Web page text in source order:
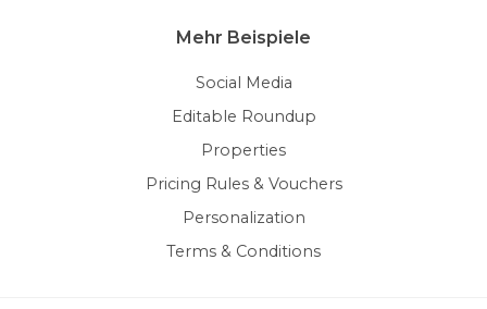
Mehr Beispiele
Social Media
Editable Roundup
Properties
Pricing Rules & Vouchers
Personalization
Terms & Conditions